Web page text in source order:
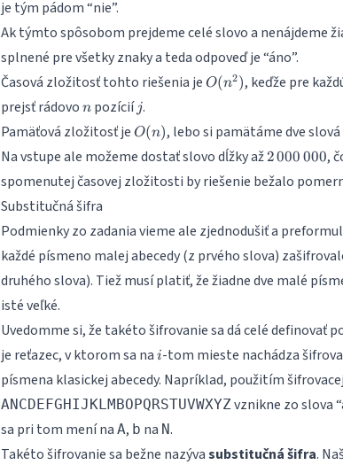
je tým pádom “nie”.
Ak týmto spôsobom prejdeme celé slovo a nenájdeme
splnené pre všetky znaky a teda odpoveď je “áno”.
Časová zložitosť tohto riešenia je O(n^2)
O(n2), keďže pre
prejsť rádovo n
npozícií jj.
Pamäťová zložitosť je O(n)
O(n), lebo si pamätáme dve slová
Na vstupe ale možeme dostať slovo dĺžky až 2000 000,
spomenutej časovej zložitosti by riešenie bežalo
Substitučná šifra
Podmienky zo zadania vieme ale zjednodušiť a
každé písmeno malej abecedy (z prvého slova)
druhého slova). Tiež musí platiť, že žiadne dve malé
isté veľké.
Uvedomme si, že takéto šifrovanie sa dá celé definovať
je reťazec, v ktorom sa na i
i-tom mieste nachádza
písmena klasickej abecedy. Napríklad, použitím
ANCDEFGHIJKLMBOPQRSTUVWXYZvznikne zo slova
sa pri tom mení na A, b na N.
Takéto šifrovanie sa bežne nazývasubstitučná šifra.